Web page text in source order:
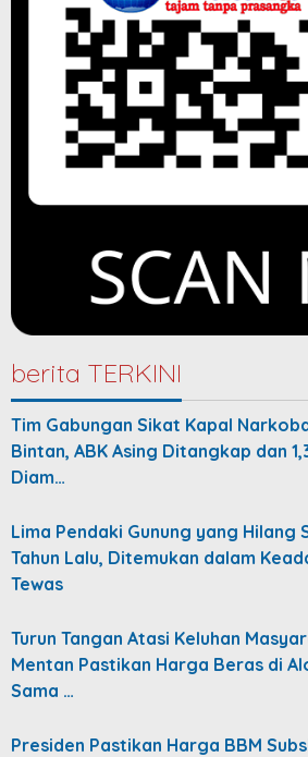
berita TERKINI
Tim Gabungan Sikat Kapal
Bintan, ABK Asing Ditangkap dan
Diam…
Lima Pendaki Gunung yang Hilang
Tahun Lalu, Ditemukan dalam
Tewas
Turun Tangan Atasi Keluhan
Mentan Pastikan Harga Beras di
Sama …
Presiden Pastikan Harga BBM